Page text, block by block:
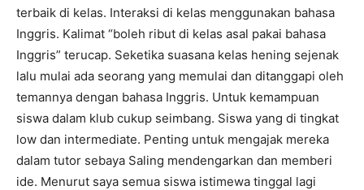
terbaik di kelas. Interaksi di kelas menggunakan bahasa
Inggris. Kalimat “boleh ribut di kelas asal pakai bahasa
Inggris” terucap. Seketika suasana kelas hening sejenak
lalu mulai ada seorang yang memulai dan ditanggapi oleh
temannya dengan bahasa Inggris. Untuk kemampuan
siswa dalam klub cukup seimbang. Siswa yang di tingkat
low dan intermediate. Penting untuk mengajak mereka
dalam tutor sebaya Saling mendengarkan dan memberi
ide. Menurut saya semua siswa istimewa tinggal lagi